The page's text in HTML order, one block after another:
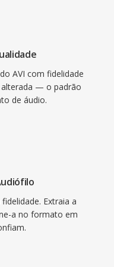
é ainda é
de
em todos os
o FLAC.
bit a bit do
Segundo,
Vorbis
Terceiro,
é
AVI com fidelidade
— o padrão
de áudio.
Extraia a
a no formato em